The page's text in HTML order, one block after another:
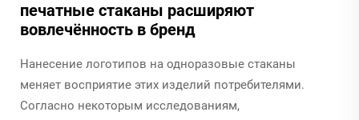
печатные стаканы расширяют
вовлечённость в бренд
Нанесение логотипов на одноразовые стаканы
меняет восприятие этих изделий потребителями.
Согласно некоторым исследованиям,